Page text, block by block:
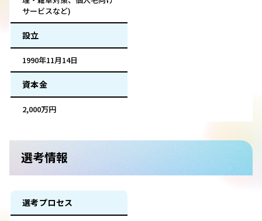
サービスなど)
設立
1990年11月14日
資本金
2,000万円
選考情報
選考プロセス